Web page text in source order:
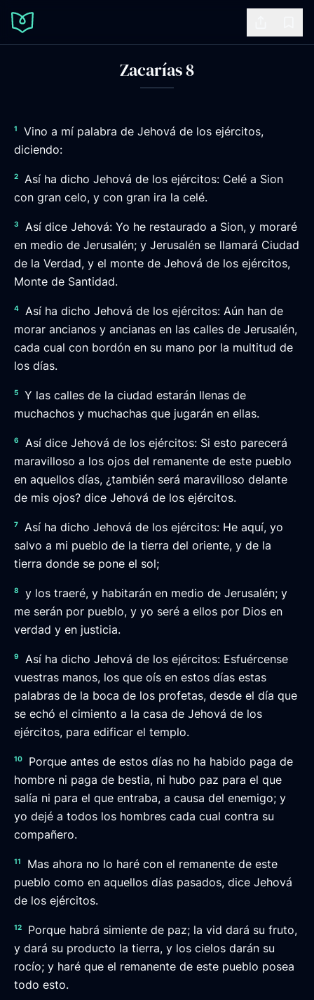
Zacarías 8
1
Vino a mí palabra de Jehová de los ejércitos,
diciendo:
2
Así ha dicho Jehová de los ejércitos: Celé a Sion
con gran celo, y con gran ira la celé.
3
Así dice Jehová: Yo he restaurado a Sion, y moraré
en medio de Jerusalén; y Jerusalén se llamará Ciudad
de la Verdad, y el monte de Jehová de los ejércitos,
Monte de Santidad.
4
Así ha dicho Jehová de los ejércitos: Aún han de
morar ancianos y ancianas en las calles de Jerusalén,
cada cual con bordón en su mano por la multitud de
los días.
5
Y las calles de la ciudad estarán llenas de
muchachos y muchachas que jugarán en ellas.
6
Así dice Jehová de los ejércitos: Si esto parecerá
maravilloso a los ojos del remanente de este pueblo
en aquellos días, ¿también será maravilloso delante
de mis ojos? dice Jehová de los ejércitos.
7
Así ha dicho Jehová de los ejércitos: He aquí, yo
salvo a mi pueblo de la tierra del oriente, y de la
tierra donde se pone el sol;
8
y los traeré, y habitarán en medio de Jerusalén; y
me serán por pueblo, y yo seré a ellos por Dios en
verdad y en justicia.
9
Así ha dicho Jehová de los ejércitos: Esfuércense
vuestras manos, los que oís en estos días estas
palabras de la boca de los profetas, desde el día que
se echó el cimiento a la casa de Jehová de los
ejércitos, para edificar el templo.
10
Porque antes de estos días no ha habido paga de
hombre ni paga de bestia, ni hubo paz para el que
salía ni para el que entraba, a causa del enemigo; y
yo dejé a todos los hombres cada cual contra su
compañero.
11
Mas ahora no lo haré con el remanente de este
pueblo como en aquellos días pasados, dice Jehová
de los ejércitos.
12
Porque habrá simiente de paz; la vid dará su fruto,
y dará su producto la tierra, y los cielos darán su
rocío; y haré que el remanente de este pueblo posea
todo esto.